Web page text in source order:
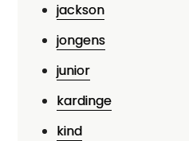
jackson
jongens
junior
kardinge
kind